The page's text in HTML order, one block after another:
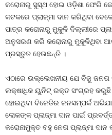
କରୋନାରୁ ସୁସ୍ଥ ହୋଇ ଓଡ଼ିଶା ଫେରି
କଟକରେ ପ୍ଲାଜ୍‍ମା ଦାନ କରିଥିବା
ପାତ୍ର କରୋନାରୁ ମୁକୁଳି ଦିଲ୍ଲୀରେ
ଅନୁସରଣ କରି କରୋନାରୁ ମୁକୁଳିଥିବା ଆଉ
ପ୍ରସ୍ତୁତ ହେଉଛନ୍ତି ।
ଏଠାରେ ଉଲ୍ଲେଖନୀୟ ଯେ ବିଜୁ ଜନତା
ଲକ୍ଷାଧିକ ୟୁନିଟ୍‍ ରକ୍ତ ସଂଗ୍ରହ କରୁଛି
ହୋଇଥିବା ବିଜେଡିର ଜନସମ୍ପର୍କ
ଲୋକଙ୍କ ପ୍ଲାଜ୍‍ମା ଦାନ ପାଇଁ
କରୋନାମୁକ୍ତ ବହୁ ନେତା ପ୍ଲାଜ୍‍ମା